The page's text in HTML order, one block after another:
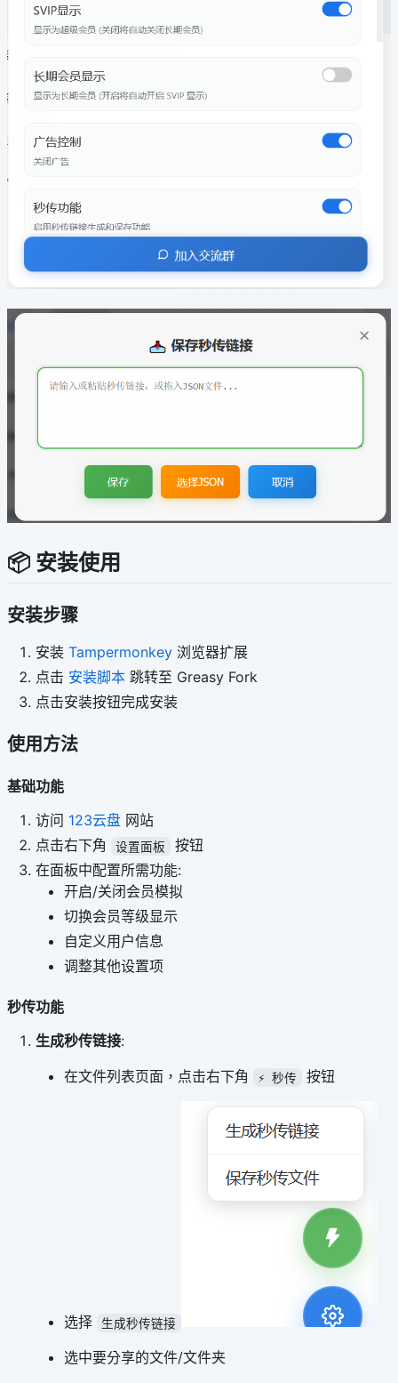
📦 安装使用
安装步骤
安装 Tampermonkey 浏览器扩展
点击 安装脚本 跳转至 Greasy Fork
点击安装按钮完成安装
使用方法
基础功能
访问 123云盘 网站
点击右下角
设置面板
按钮
在面板中配置所需功能:
开启/关闭会员模拟
切换会员等级显示
自定义用户信息
调整其他设置项
秒传功能
生成秒传链接:
在文件列表页面，点击右下角
⚡ 秒传 按钮
选择 生成秒传链接
选中要分享的文件/文件夹